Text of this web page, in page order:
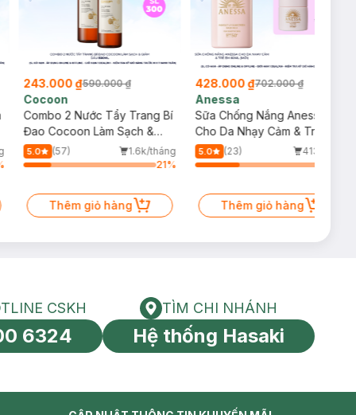
243.000 ₫590.000 ₫
Cocoon
Combo 2 Nước Tẩy Trang Bí
Đao Cocoon Làm Sạch &
Giảm Dầu 500ml
5.0 (57)
1.6k/tháng
21%
Thêm giỏ hàng
428.000 ₫702.000 ₫
Anessa
Sữa Chống Nắng Anessa
Cho Da Nhạy Cảm & Trẻ Em
60ml (Mới)
5.0 (23)
413/tháng
Thêm giỏ hàng
toàn cầu
HOTLINE CSKH
CSKH
6324
Tìm chi nhánh
TÌM CHI NHÁNH
Hệ thống Hasaki